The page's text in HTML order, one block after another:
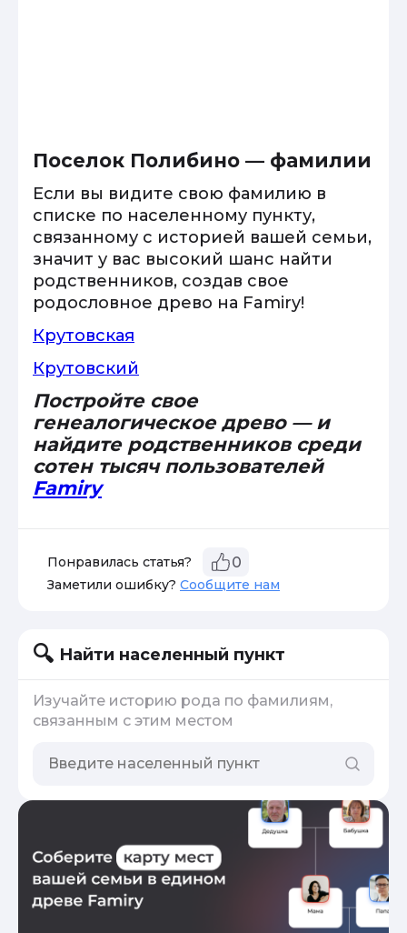
Поселок Полибино — фамилии
Если вы видите свою фамилию в
списке по населенному пункту,
связанному с историей вашей семьи,
значит у вас высокий шанс найти
родственников, создав свое
родословное древо на Famiry!
Крутовская
Крутовский
Постройте свое
генеалогическое древо — и
найдите родственников среди
сотен тысяч пользователей
Famiry
Понравилась статья? 0
Заметили ошибку? Сообщите нам
Найти населенный пункт
Изучайте историю рода по фамилиям,
связанным с этим местом